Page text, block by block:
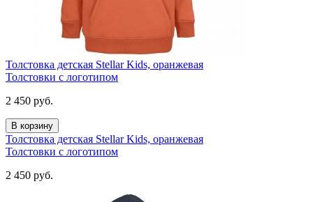
Толстовка детская Stellar Kids, оранжевая
Толстовки с логотипом
2 450 руб.
В корзину
Толстовка детская Stellar Kids, оранжевая
Толстовки с логотипом
2 450 руб.